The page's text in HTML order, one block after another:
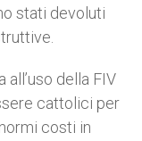
stati devoluti
all’uso della FIV
cattolici per
costi in